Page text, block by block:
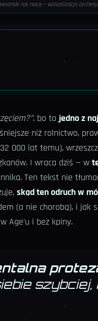
las nocą — wizualizacja
, bo to jedno z
niż rolnictwo,
000 lat temu),
I wraca dziś — w
Ten tekst nie
skąd ten odruch w
(a nie chorobą), i jak
Age'u i bez kpiny.
szybciej,